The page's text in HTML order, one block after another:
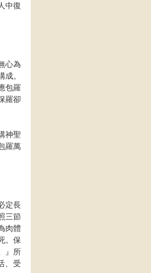
中復
心為
。
包羅
羅卻
神聖
羅萬
定長
三節
肉體
。保
』所
、受